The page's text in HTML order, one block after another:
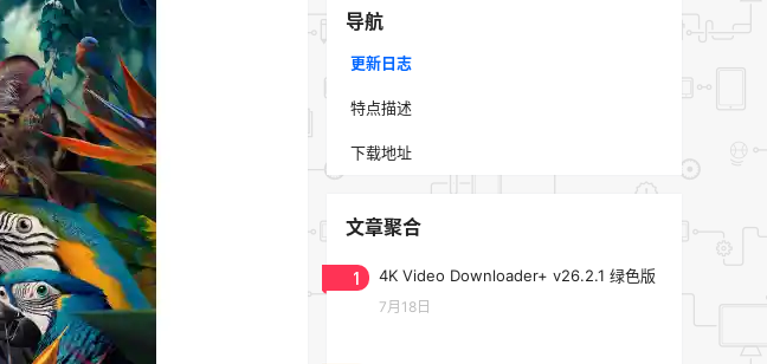
导航
更新日志
特点描述
下载地址
文章聚合
1 4K Video Downloader+ v26.2.1 绿色版
7月18日